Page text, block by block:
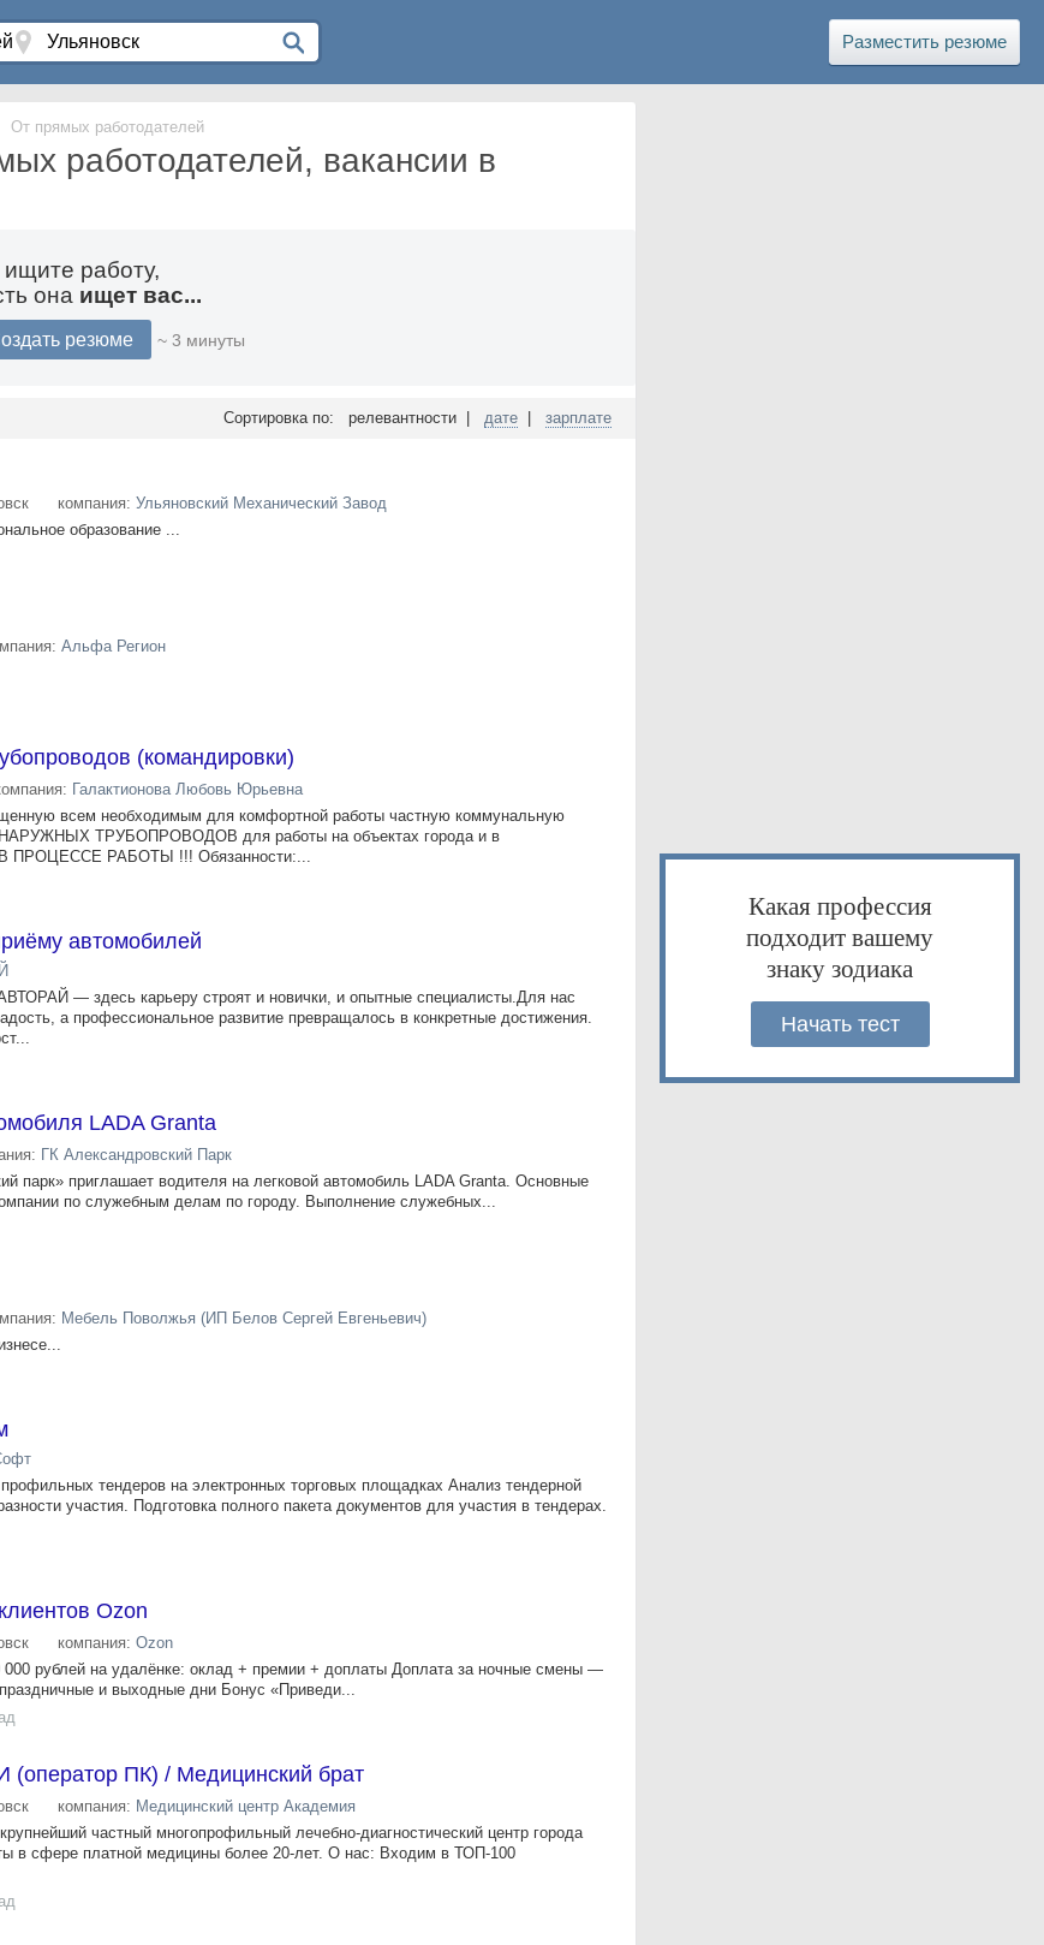
Разместить резюме
От прямых работодателей
работодателей, вакансии в
работу,
она ищет вас...
резюме ~ 3 минуты
Сортировка по: релевантности | дате зарплате
компания: Ульяновский Механический Завод
образование ...
Альфа Регион
(командировки)
Галактионова Любовь Юрьевна
всем необходимым для комфортной работы частную коммунальную
ТРУБОПРОВОДОВ для работы на объектах города и в
РАБОТЫ !!! Обязанности:...
автомобилей
— здесь карьеру строят и новички, и опытные специалисты.Для нас
а профессиональное развитие превращалось в конкретные достижения.
LADA Granta
ГК Александровский Парк
парк» приглашает водителя на легковой автомобиль LADA Granta. Основные
по служебным делам по городу. Выполнение служебных...
Мебель Поволжья (ИП Белов Сергей Евгеньевич)
тендеров на электронных торговых площадках Анализ тендерной
участия. Подготовка полного пакета документов для участия в тендерах.
Ozon
компания: Ozon
рублей на удалёнке: оклад + премии + доплаты Доплата за ночные смены —
и выходные дни Бонус «Приведи...
(оператор ПК) / Медицинский брат
компания: Медицинский центр Академия
частный многопрофильный лечебно-диагностический центр города
в сфере платной медицины более 20-лет. О нас: Входим в ТОП-100
Какая профессия
подходит вашему
знаку зодиака
Начать тест